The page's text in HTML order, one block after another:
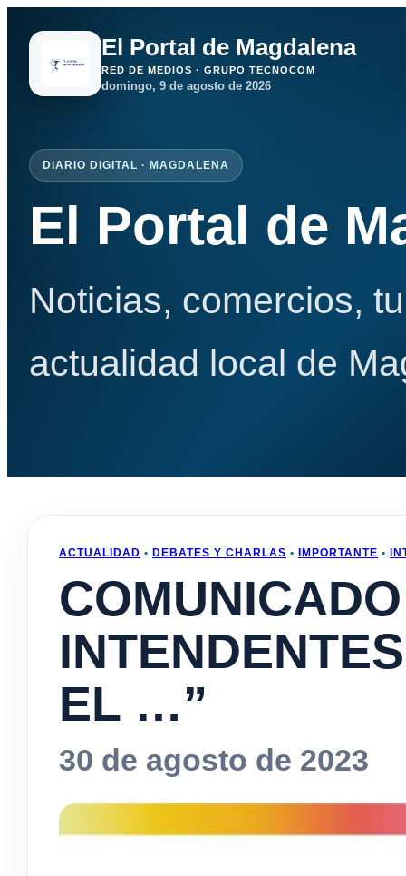
El Portal de Magdalena
RED DE MEDIOS · GRUPO TECNOCOM
domingo, 9 de agosto de 2026
DIARIO DIGITAL · MAGDALENA
El Portal de
Noticias, comercios,
actualidad local de
ACTUALIDAD • DEBATES Y CHARLAS • IMPORTANTE •
EL …”
30 de agosto de 2023